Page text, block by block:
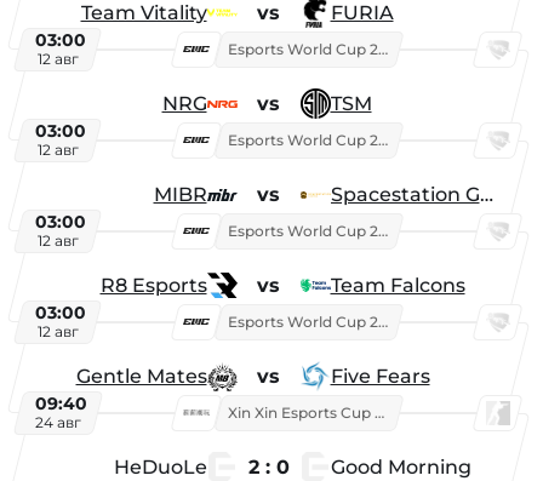
Team Vitality vs FURIA
03:00
12 авг
Esports World Cup 2026
NRG vs TSM
03:00
12 авг
Esports World Cup 2026
MIBR vs Spacestation Gaming
03:00
12 авг
Esports World Cup 2026
R8 Esports vs Team Falcons
03:00
12 авг
Esports World Cup 2026
Gentle Mates vs Five Fears
09:40
24 авг
Xin Xin Esports Cup 2025
HeDuoLe 2 : 0 Good Morning